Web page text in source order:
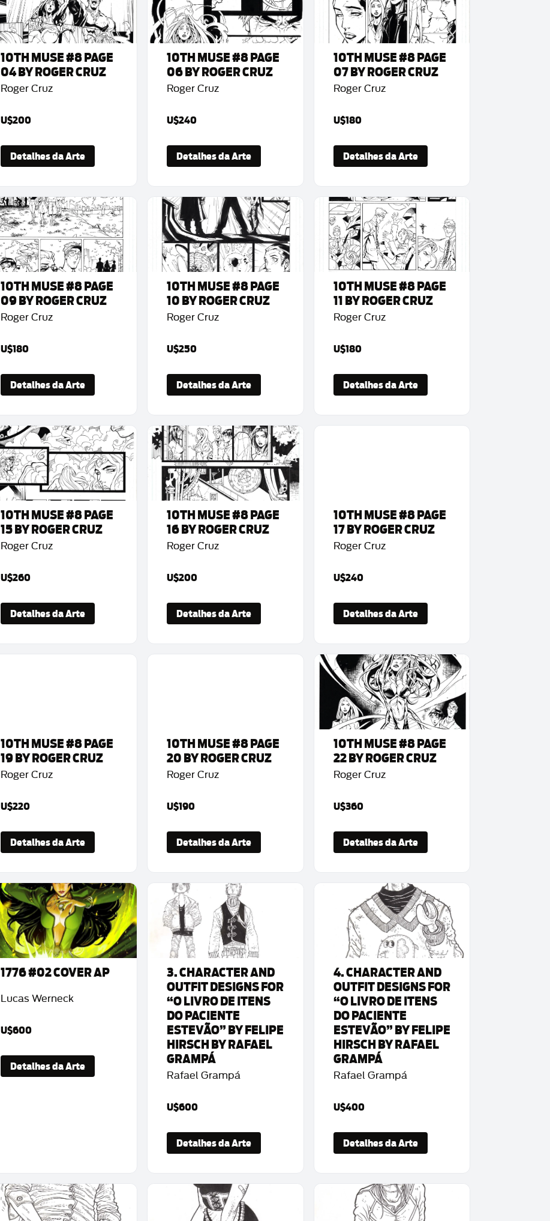
10TH MUSE #8 PAGE
04 BY ROGER CRUZ
Roger Cruz
U$200
Detalhes da Arte
10TH MUSE #8 PAGE
06 BY ROGER CRUZ
Roger Cruz
U$240
Detalhes da Arte
10TH MUSE #8 PAGE
07 BY ROGER CRUZ
Roger Cruz
U$180
Detalhes da Arte
10TH MUSE #8 PAGE
09 BY ROGER CRUZ
Roger Cruz
U$180
Detalhes da Arte
10TH MUSE #8 PAGE
10 BY ROGER CRUZ
Roger Cruz
U$250
Detalhes da Arte
10TH MUSE #8 PAGE
11 BY ROGER CRUZ
Roger Cruz
U$180
Detalhes da Arte
10TH MUSE #8 PAGE
15 BY ROGER CRUZ
Roger Cruz
U$260
Detalhes da Arte
10TH MUSE #8 PAGE
16 BY ROGER CRUZ
Roger Cruz
U$200
Detalhes da Arte
10TH MUSE #8 PAGE
17 BY ROGER CRUZ
Roger Cruz
U$240
Detalhes da Arte
10TH MUSE #8 PAGE
19 BY ROGER CRUZ
Roger Cruz
U$220
Detalhes da Arte
10TH MUSE #8 PAGE
20 BY ROGER CRUZ
Roger Cruz
U$190
Detalhes da Arte
10TH MUSE #8 PAGE
22 BY ROGER CRUZ
Roger Cruz
U$360
Detalhes da Arte
1776 #02 COVER AP
Lucas Werneck
U$600
Detalhes da Arte
3. CHARACTER AND
OUTFIT DESIGNS FOR
“O LIVRO DE ITENS
DO PACIENTE
ESTEVÃO” BY FELIPE
HIRSCH BY RAFAEL
GRAMPÁ
Rafael Grampá
U$600
Detalhes da Arte
4. CHARACTER AND
OUTFIT DESIGNS FOR
“O LIVRO DE ITENS
DO PACIENTE
ESTEVÃO” BY FELIPE
HIRSCH BY RAFAEL
GRAMPÁ
Rafael Grampá
U$400
Detalhes da Arte